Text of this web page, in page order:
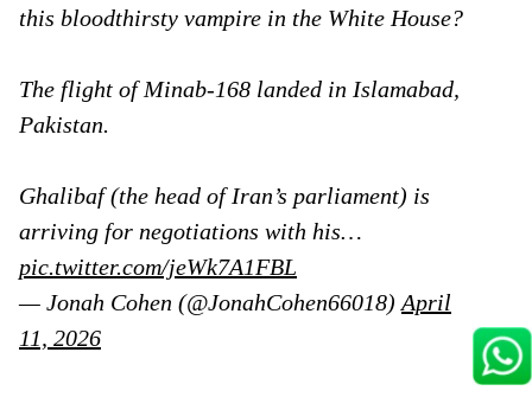
this bloodthirsty vampire in the White House?
The flight of Minab-168 landed in Islamabad,
Pakistan.
Ghalibaf (the head of Iran’s parliament) is
arriving for negotiations with his…
pic.twitter.com/jeWk7A1FBL
— Jonah Cohen (@JonahCohen66018) April
11, 2026